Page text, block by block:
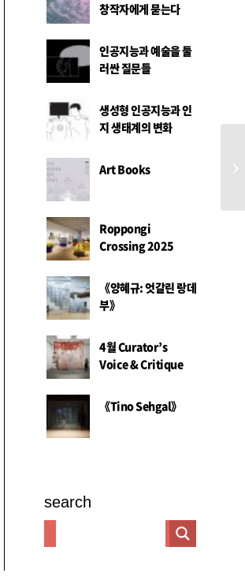
창작자에게 묻는다
인공지능과 예술을 둘
러싼 질문들
생성형 인공지능과 인
지 생태계의 변화
Art Books
Roppongi
Crossing 2025
《양혜규: 엇갈린 랑데
부》
4월 Curator’s
Voice & Critique
《Tino Sehgal》
search